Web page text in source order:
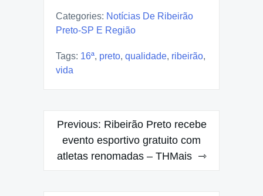
Categories: Notícias De Ribeirão
Preto-SP E Região
Tags: 16ª, preto, qualidade, ribeirão,
vida
Post
navigation
Previous: Ribeirão Preto recebe
evento esportivo gratuito com
atletas renomadas – THMais